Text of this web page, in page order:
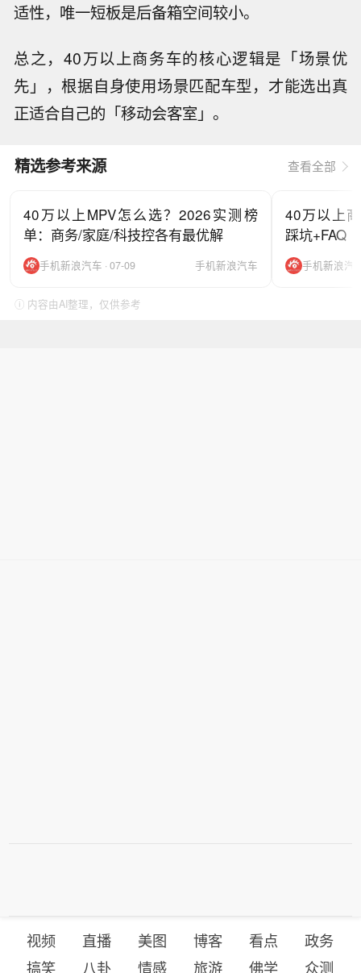
适性，唯一短板是后备箱空间较小。
总之，40万以上商务车的核心逻辑是「场景优
先」，根据自身使用场景匹配车型，才能选出真
正适合自己的「移动会客室」。
精选参考来源 查看全部
40万以上MPV怎么选？2026实测榜
单：商务/家庭/科技控各有最优解
手机新浪汽车 · 07-09 手机新浪汽车
40万以上
踩坑+FAQ
手机新浪汽
ⓘ 内容由AI整理，仅供参考
视频 直播 美图 博客 看点
政务
搞笑
八卦 情感 旅游 佛学 众测